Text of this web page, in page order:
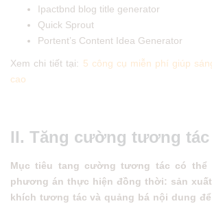
Ipactbnd blog title generator
Quick Sprout
Portent’s Content Idea Generator
Xem chi tiết tại: 5 công cụ miễn phí giúp
cao
II. Tăng cường tương tác
Mục tiêu tang cường tương tác có thể
phương án thực hiện đồng thời: sản
khích tương tác và quảng bá nội dung